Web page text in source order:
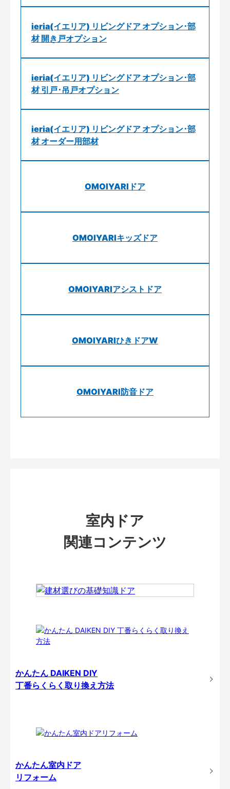
ieria(イエリア) リビングドア オプション･部
材 開き戸オプション
ieria(イエリア) リビングドア オプション･部
材 引戸･吊戸オプション
ieria(イエリア) リビングドア オプション･部
材 オーダー用部材
OMOIYARIドア
OMOIYARIキッズドア
OMOIYARIアシストドア
OMOIYARIひきドアW
OMOIYARI防音ドア
室内ドア
関連コンテンツ
かんたん DAIKEN DIY
丁番らくらく取り換え方法
かんたん室内ドア
リフォーム